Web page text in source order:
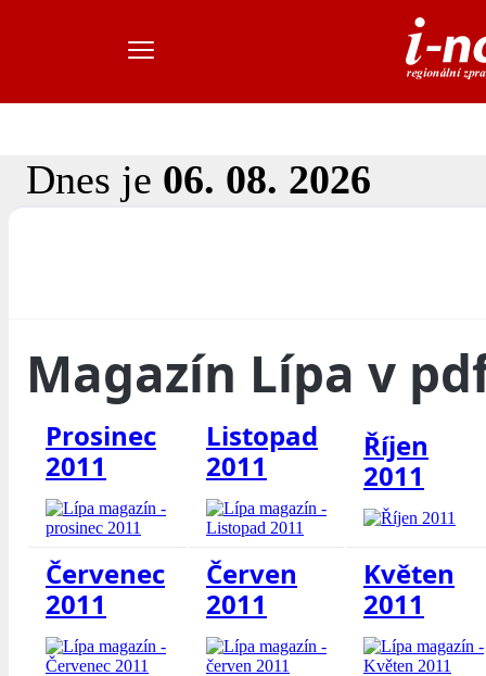
Dnes je 06. 08. 2026
Magazín Lípa v
Prosinec
2011
Listopad
2011
Říjen
2011
Červenec
2011
Červen
2011
Květen
2011